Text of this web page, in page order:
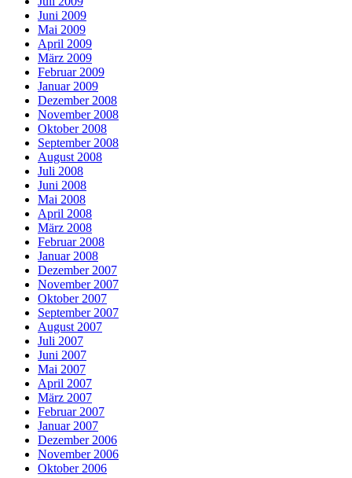
Juni 2009
Mai 2009
April 2009
März 2009
Februar 2009
Januar 2009
Dezember 2008
November 2008
Oktober 2008
September 2008
August 2008
Juli 2008
Juni 2008
Mai 2008
April 2008
März 2008
Februar 2008
Januar 2008
Dezember 2007
November 2007
Oktober 2007
September 2007
August 2007
Juli 2007
Juni 2007
Mai 2007
April 2007
März 2007
Februar 2007
Januar 2007
Dezember 2006
November 2006
Oktober 2006